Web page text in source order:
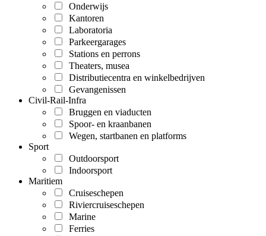
Onderwijs
Kantoren
Laboratoria
Parkeergarages
Stations en perrons
Theaters, musea
Distributiecentra en winkelbedrijven
Gevangenissen
Civil-Rail-Infra
Bruggen en viaducten
Spoor- en kraanbanen
Wegen, startbanen en platforms
Sport
Outdoorsport
Indoorsport
Maritiem
Cruiseschepen
Riviercruiseschepen
Marine
Ferries